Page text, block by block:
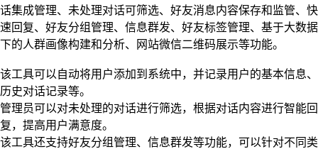
话集成管理、未处理对话可筛选、好友消息内容保存和监管、快
速回复、好友分组管理、信息群发、好友标签管理、基于大数据
下的人群画像构建和分析、网站微信二维码展示等功能。
该工具可以自动将用户添加到系统中，并记录用户的基本信息、
历史对话记录等。
管理员可以对未处理的对话进行筛选，根据对话内容进行智能回
复，提高用户满意度。
该工具还支持好友分组管理、信息群发等功能，可以针对不同类